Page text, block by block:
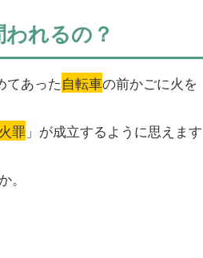
れるの？
てあった自転車の前かごに火を
罪 」が成立するように思えます